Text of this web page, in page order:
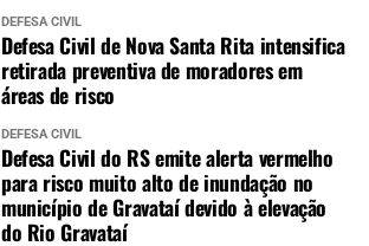
DEFESA CIVIL
Defesa Civil de Nova Santa Rita intensifica
retirada preventiva de moradores em
áreas de risco
DEFESA CIVIL
Defesa Civil do RS emite alerta vermelho
para risco muito alto de inundação no
município de Gravataí devido à elevação
do Rio Gravataí